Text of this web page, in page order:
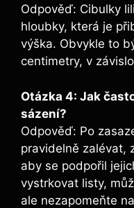
Odpověď: Cibulky
hloubky, která je
výška. Obvykle to
centimetry, v
Otázka 4: Jak
sázení?
Odpověď: Po
pravidelně zalévat,
aby se podpořil
vystrkovat listy,
ale nezapomeňte